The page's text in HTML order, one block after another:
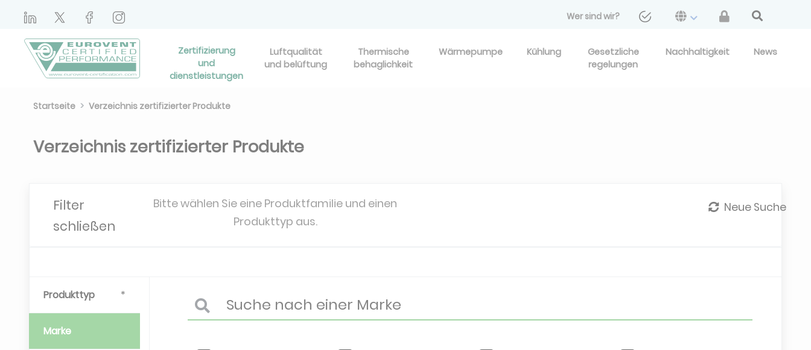
Wer sind wir?
Zertifizierung
und
dienstleistungen
Luftqualität
und belüftung
Thermische
behaglichkeit
Wärmepumpe Kühlung
Gesetzliche
regelungen
Nachhaltigkeit News
Startseite Verzeichnis zertifizierter Produkte
Verzeichnis zertifizierter Produkte
Filter
schließen
Bitte wählen Sie eine Produktfamilie und einen
Produkttyp aus.
Neue Suche
Produkttyp
Marke